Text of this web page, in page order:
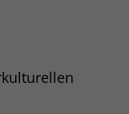
Cookie,